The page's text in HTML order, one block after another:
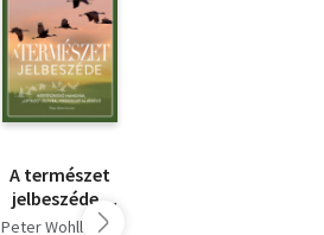
A természet
jelbeszéde -
Kertészkedő
Peter Wohlleben